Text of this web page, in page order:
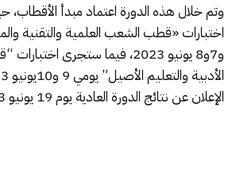
وتم خلال هذه الدورة اعتماد مبدأ
و7و8 يونيو 2023، فيما ستجرى
الإعلان عن نتائج الدورة العادية يوم 19 يونيو 2023.